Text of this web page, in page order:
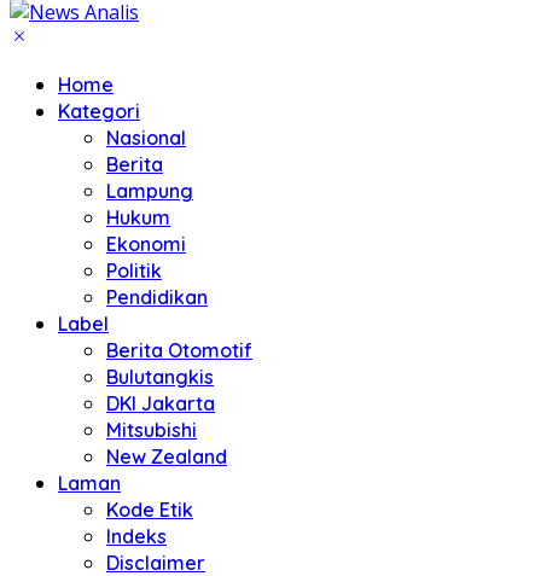
Home
Kategori
Nasional
Berita
Lampung
Hukum
Ekonomi
Politik
Pendidikan
Label
Berita Otomotif
Bulutangkis
DKI Jakarta
Mitsubishi
New Zealand
Laman
Kode Etik
Indeks
Disclaimer